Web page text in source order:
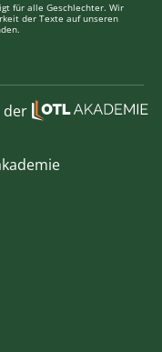
für alle Geschlechter. Wir
der Texte auf unseren
der